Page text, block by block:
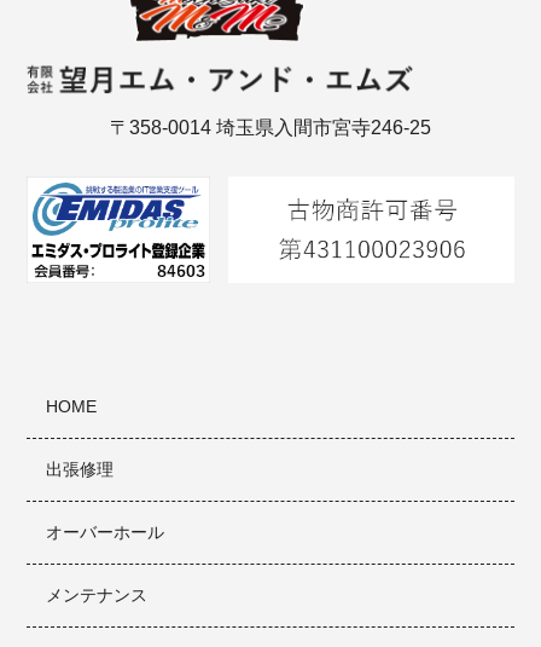
〒358-0014 埼玉県入間市宮寺246-25
HOME
出張修理
オーバーホール
メンテナンス